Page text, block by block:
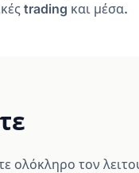
trading και μέσα.
ολόκληρο τον